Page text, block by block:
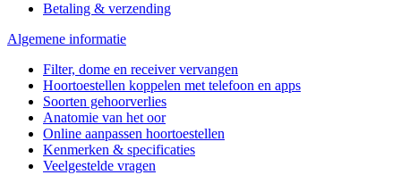
Betaling & verzending
Algemene informatie
Filter, dome en receiver vervangen
Hoortoestellen koppelen met telefoon en apps
Soorten gehoorverlies
Anatomie van het oor
Online aanpassen hoortoestellen
Kenmerken & specificaties
Veelgestelde vragen